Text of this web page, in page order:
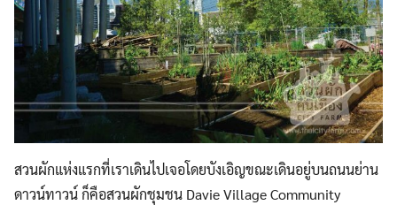
สวนผักแห่งแรกที่เราเดินไปเจอโดยบังเอิญขณะเดินอยู่บนถนนย่าน
ดาวน์ทาวน์ ก็คือสวนผักชุมชน Davie Village Community